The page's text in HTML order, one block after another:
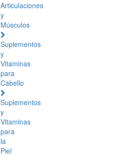
Articulaciones
y
Músculos
Suplementos
y
Vitaminas
para
Cabello
Suplementos
y
Vitaminas
para
la
Piel